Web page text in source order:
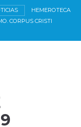
HEMEROTECA
CORPUS CRISTI